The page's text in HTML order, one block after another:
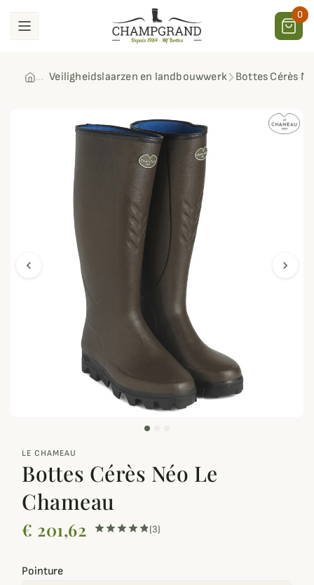
0
Veiligheidslaarzen en landbouwwerk Bottes Cérès
chevron_left chevron_right
LE CHAMEAU
Bottes Cérès Néo Le
Chameau
€ 201,62 (3)
Pointure